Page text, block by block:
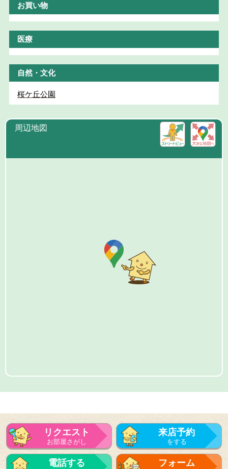
お買い物
医療
自然・文化
桜ケ丘公園
周辺地図
リクエスト
お部屋さがし
来店予約
をする
電話する フォーム